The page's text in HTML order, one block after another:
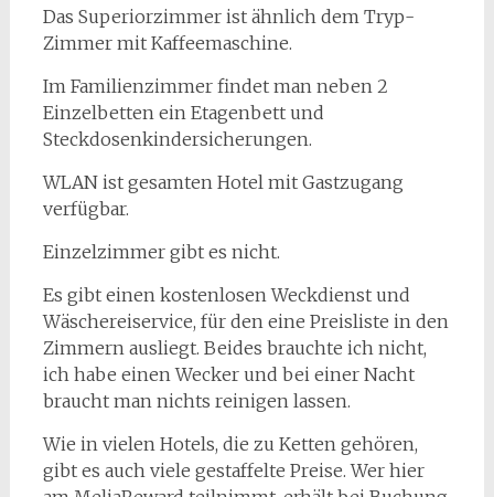
Das Superiorzimmer ist ähnlich dem Tryp-
Zimmer mit Kaffeemaschine.
Im Familienzimmer findet man neben 2
Einzelbetten ein Etagenbett und
Steckdosenkindersicherungen.
WLAN ist gesamten Hotel mit Gastzugang
verfügbar.
Einzelzimmer gibt es nicht.
Es gibt einen kostenlosen Weckdienst und
Wäschereiservice, für den eine Preisliste in den
Zimmern ausliegt. Beides brauchte ich nicht,
ich habe einen Wecker und bei einer Nacht
braucht man nichts reinigen lassen.
Wie in vielen Hotels, die zu Ketten gehören,
gibt es auch viele gestaffelte Preise. Wer hier